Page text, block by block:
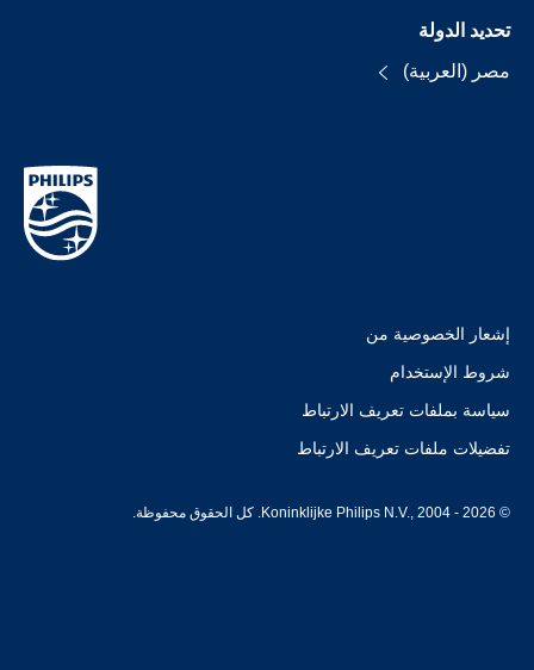
تحديد الدولة
مصر (العربية)
إشعار الخصوصية من
شروط الإستخدام
سياسة بملفات تعريف الارتباط
تفضيلات ملفات تعريف الارتباط
© Koninklijke Philips N.V., 2004 - 2026. كل الحقوق محفوظة.